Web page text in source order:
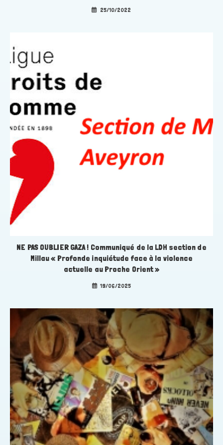
25/10/2022
NE PAS OUBLIER GAZA ! Communiqué de la LDH section de
Millau « Profonde inquiétude face à la violence
actuelle au Proche Orient »
19/06/2025